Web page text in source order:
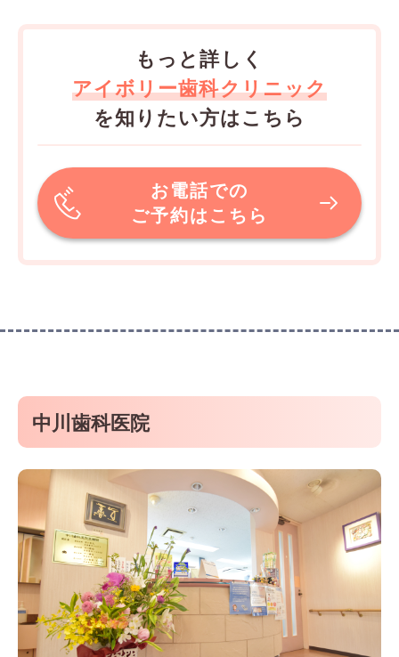
もっと詳しく
アイボリー歯科クリニック
を知りたい方はこちら
お電話での
ご予約はこちら
中川歯科医院